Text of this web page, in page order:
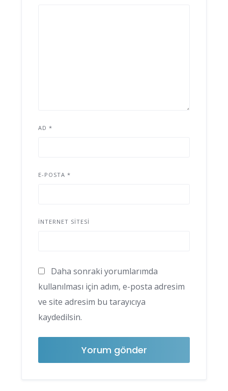
AD *
E-POSTA *
İNTERNET SITESI
Daha sonraki yorumlarımda
kullanılması için adım, e-posta adresim
ve site adresim bu tarayıcıya
kaydedilsin.